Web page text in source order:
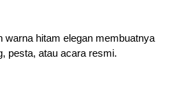
warna hitam elegan membuatnya
pesta, atau acara resmi.